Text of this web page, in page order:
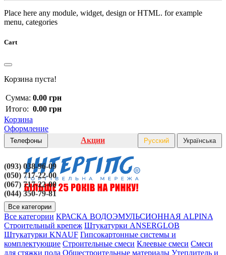
Place here any module, widget, design or HTML. for example
menu, categories
Cart
Корзина пуста!
Сумма: 0.00 грн
Итого: 0.00 грн
Корзина
Оформление
Телефоны
(093) 038-96-09
(050) 717-22-00
(067) 717-22-00
(044) 350-79-81
Акции Русский Українська
Все категории
Все категории КРАСКА ВОДОЭМУЛЬСИОННАЯ ALPINA
Строительный крепеж Штукатурки ANSERGLOB
Штукатурки KNAUF Гипсокартонные системы и
комплектующие Строительные смеси Клеевые смеси Смеси
для стяжки пола Общестроительные материалы Утеплитель и